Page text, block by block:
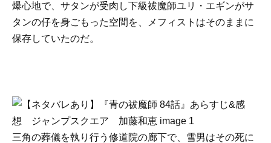
爆心地で、サタンが受肉し下級祓魔師ユリ・エギンがサ
タンの仔を身ごもった空間を、メフィストはそのままに
保存していたのだ。
三角の葬儀を執り行う修道院の廊下で、雪男はその死に